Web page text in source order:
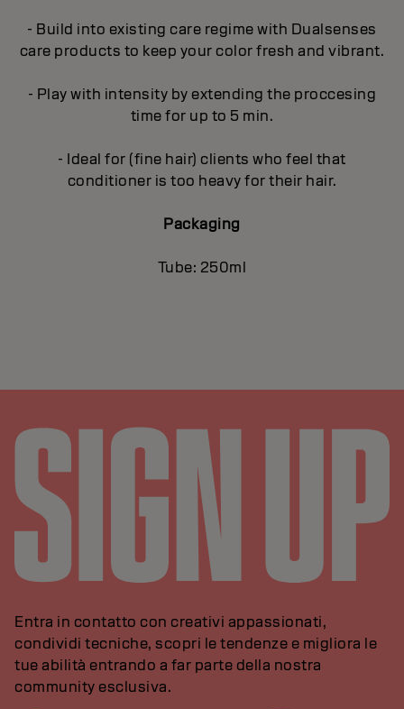
- Build into existing care regime with Dualsenses
care products to keep your color fresh and vibrant.
- Play with intensity by extending the proccesing
time for up to 5 min.
- Ideal for (fine hair) clients who feel that
conditioner is too heavy for their hair.
Packaging
Tube: 250ml
Entra in contatto con creativi appassionati,
condividi tecniche, scopri le tendenze e migliora le
tue abilità entrando a far parte della nostra
community esclusiva.